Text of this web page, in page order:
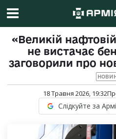
«Великій
не вистачає
заговорили про
18 Травня 2026, 19:32
Слідкуйте за